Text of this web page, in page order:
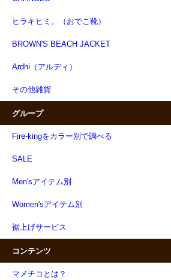
ヒラキヒミ。（おでこ靴）
BROWN'S BEACH JACKET
Ardhi（アルディ）
その他雑貨
グループ
Fire-kingをカラー別で調べる
SALE
Men'sアイテム別
Women'sアイテム別
裾上げサービス
コンテンツ
マメチコとは？